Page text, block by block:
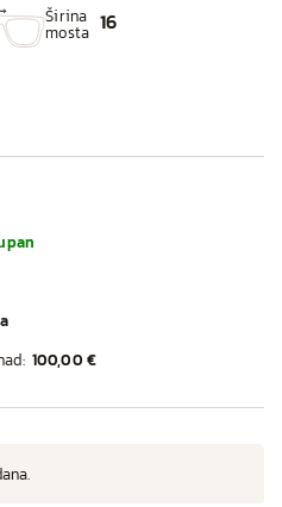
Širina
mosta 16
100,00 €